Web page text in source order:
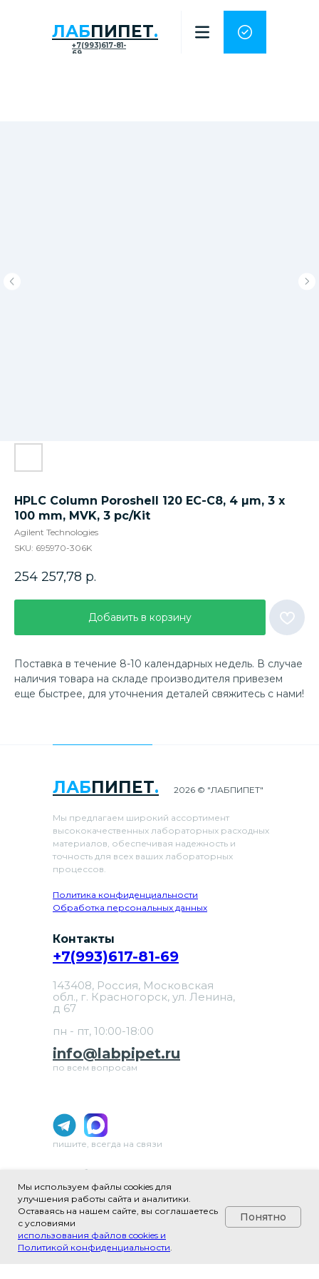
ЛАБПИПЕТ.
+7(993)617-81-
69
HPLC Column Poroshell 120 EC-C8, 4 µm, 3 x
100 mm, MVK, 3 pc/Kit
Agilent Technologies
SKU: 695970-306K
254 257,78 р.
Добавить в корзину
Поставка в течение 8-10 календарных недель. В случае
наличия товара на складе производителя привезем
еще быстрее, для уточнения деталей свяжитесь с нами!
ЛАБПИПЕТ.
Мы предлагаем широкий ассортимент
высококачественных лабораторных расходных
материалов, обеспечивая надежность и
точность для всех ваших лабораторных
процессов.
Политика конфиденциальности
Обработка персональных данных
ИП Шаблевич Юлия Александровна
ИНН 502481979640
ОГРНИП 324508100657304
ОКВЭД 46.69 «Торговля оптовая прочими
машинами и оборудованием»
2026 © "ЛАБПИПЕТ"
Контакты
info@labpipet.ru
+7(993)617-81-69
по всем вопросам
143408, Россия, Московская
обл., г. Красногорск, ул. Ленина,
д 67
пн - пт, 10:00-18:00
пишите, всегда на связи
Мы используем файлы cookies для
улучшения работы сайта и аналитики.
Оставаясь на нашем сайте, вы соглашаетесь
с условиями
использования файлов cookies и
Политикой конфиденциальности.
Понятно